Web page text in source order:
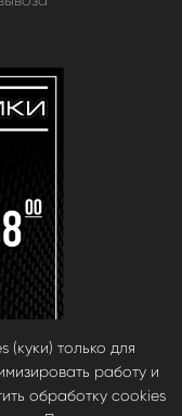
только для
работу и
обработку cookies